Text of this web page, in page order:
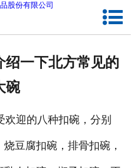
加入新东方
绍一下北方常见的
碗
迎的八种扣碗，分别
豆腐扣碗，排骨扣碗，